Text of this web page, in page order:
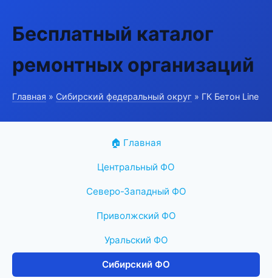
Бесплатный каталог
ремонтных организаций
Главная » Сибирский федеральный округ » ГК Бетон Line
🏠 Главная
Центральный ФО
Северо-Западный ФО
Приволжский ФО
Уральский ФО
Сибирский ФО